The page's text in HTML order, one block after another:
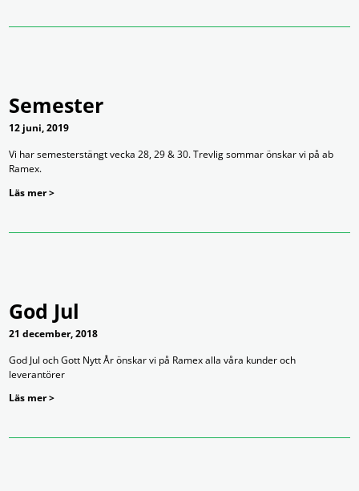
Semester
12 juni, 2019
Vi har semesterstängt vecka 28, 29 & 30. Trevlig sommar önskar vi på ab
Ramex.
Läs mer >
God Jul
21 december, 2018
God Jul och Gott Nytt År önskar vi på Ramex alla våra kunder och
leverantörer
Läs mer >